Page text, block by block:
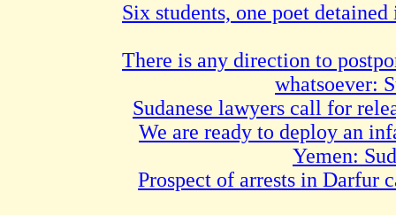
Six students, one poet
There is any direction to
whatsoever:
Sudanese lawyers call for
We are ready to deploy an
Yemen:
Prospect of arrests in Darfur